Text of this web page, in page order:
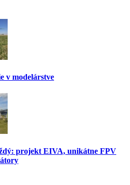
v modelárstve
projekt EIVA, unikátne FPV